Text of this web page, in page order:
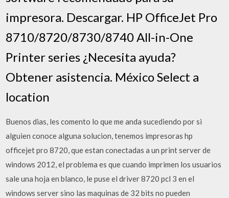
impresora. Descargar. HP OfficeJet Pro
8710/8720/8730/8740 All-in-One
Printer series ¿Necesita ayuda?
Obtener asistencia. México Select a
location
Buenos dias, les comento lo que me anda sucediendo por si
alguien conoce alguna solucion, tenemos impresoras hp
officejet pro 8720, que estan conectadas a un print server de
windows 2012, el problema es que cuando imprimen los usuarios
sale una hoja en blanco, le puse el driver 8720 pcl 3 en el
windows server sino las maquinas de 32 bits no pueden